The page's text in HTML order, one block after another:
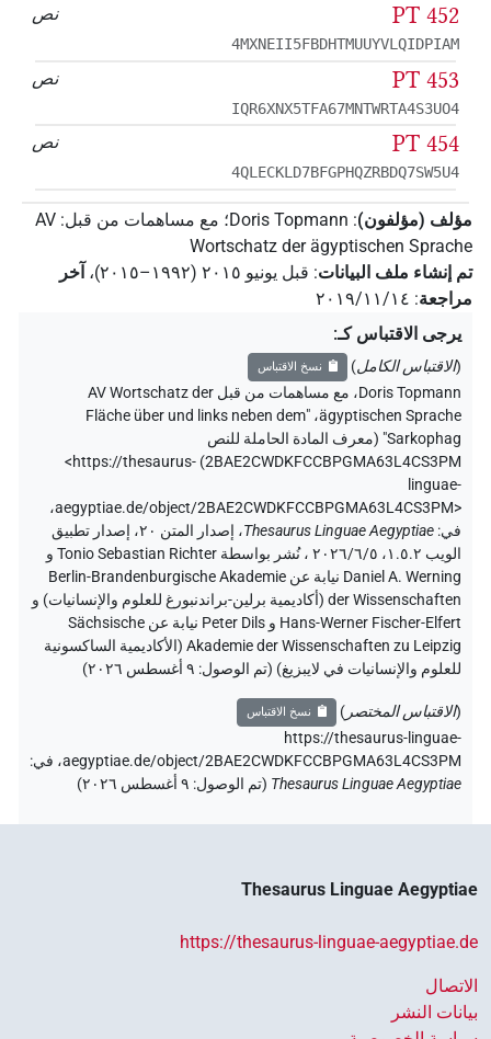
نص PT 452
4MXNEII5FBDHTMUUYVLQIDPIAM
نص PT 453
IQR6XNX5TFA67MNTWRTA4S3UO4
نص PT 454
4QLECKLD7BFGPHQZRBDQ7SW5U4
مؤلف (مؤلفون):
Doris Topmann؛ مع مساهمات من قبل:
AV
Wortschatz der ägyptischen Sprache
تم إنشاء ملف البيانات: قبل يونيو ۲۰۱٥ (۱۹۹۲–۲۰۱٥) ، آخر
مراجعة: ٢٠١٩/١١/١٤
يرجى الاقتباس كـ:
(الاقتباس الكامل) نسخ الاقتباس
Doris Topmann، مع مساهمات من قبل AV Wortschatz der
ägyptischen Sprache، "Fläche über und links neben dem
Sarkophag" (
معرف المادة الحاملة للنص
2BAE2CWDKFCCBPGMA63L4CS3PM
)
<https://thesaurus-
linguae-
aegyptiae.de/object/2BAE2CWDKFCCBPGMA63L4CS3PM>،
في:
Thesaurus Linguae Aegyptiae،
إصدار المتن ٢٠، إصدار تطبيق
الويب ۱.٥.٢، ٢٠٢٦/٦/٥ ، نُشر بواسطة Tonio Sebastian Richter و
Daniel A. Werning نيابة عن Berlin-Brandenburgische Akademie
der Wissenschaften (أكاديمية برلين-براندنبورغ للعلوم والإنسانيات) و
Hans-Werner Fischer-Elfert و Peter Dils نيابة عن Sächsische
Akademie der Wissenschaften zu Leipzig (الأكاديمية الساكسونية
للعلوم والإنسانيات في لايبزيغ) (تم الوصول: ٩ أغسطس ٢٠٢٦ )
(الاقتباس المختصر ) نسخ الاقتباس
https://thesaurus-linguae-
aegyptiae.de/object/2BAE2CWDKFCCBPGMA63L4CS3PM، في:
Thesaurus Linguae Aegyptiae
(تم الوصول: ٩ أغسطس ٢٠٢٦ )
Thesaurus Linguae Aegyptiae
https://thesaurus-linguae-aegyptiae.de
الاتصال
بيانات النشر